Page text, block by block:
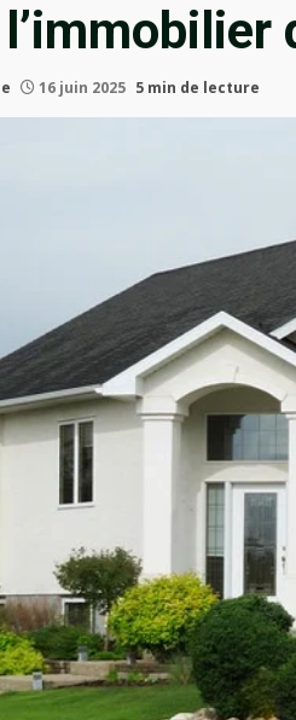
16 juin 2025 5 min de lecture